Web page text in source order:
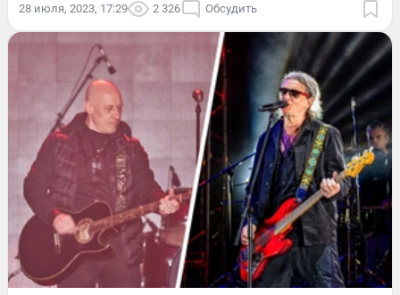
28 июля, 2023, 17:29 2 326 Обсудить